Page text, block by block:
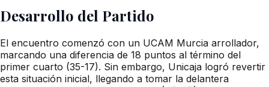
Desarrollo del Partido
El encuentro comenzó con un UCAM Murcia arrollador,
marcando una diferencia de 18 puntos al término del
primer cuarto (35-17). Sin embargo, Unicaja logró revertir
esta situación inicial, llegando a tomar la delantera